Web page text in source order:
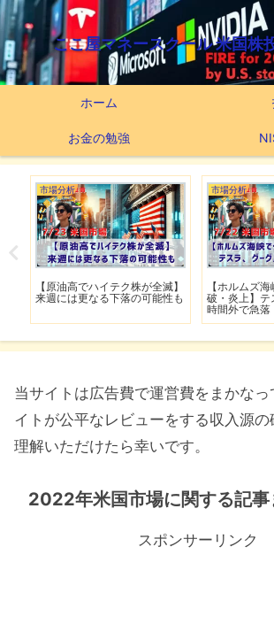
ここ屋マネースクール 米国株
ホーム
お金の勉強
市場分析
【原油高でハイテク株が全滅】
来週には更なる下落の可能性も
市場分析
【ホルムズ
破・炎上】テ
時間外で急落
当サイトは広告費で運営費をまかな
イトが公平なレビューをする収入源
理解いただけたら幸いです。
2022年米国市場に関する記事
スポンサーリンク